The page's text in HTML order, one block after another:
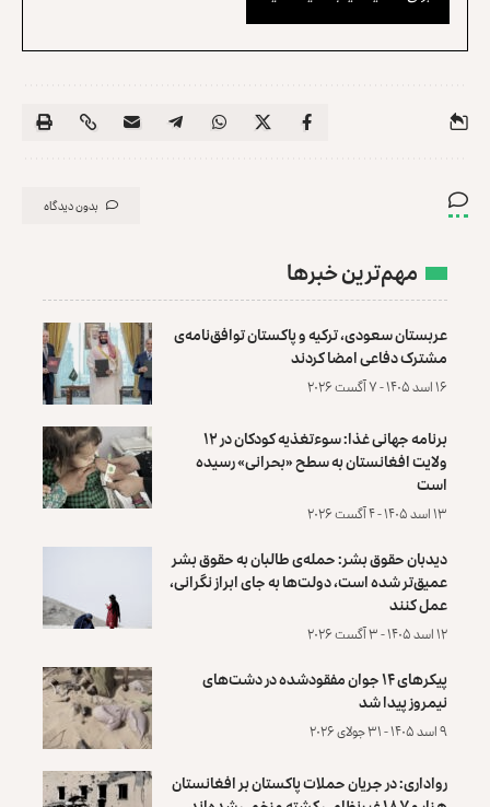
بدون دیدگاه
مهم‌ترین خبرها
عربستان سعودی، ترکیه و پاکستان توافق‌نامه‌ی
مشترک دفاعی امضا کردند
۱۶ اسد ۱۴۰۵ - ۷ آگست ۲۰۲۶
برنامه جهانی غذا: سوءتغذیه کودکان در ۱۲
ولایت افغانستان به سطح «بحرانی» رسیده
است
۱۳ اسد ۱۴۰۵ - ۴ آگست ۲۰۲۶
دیدبان حقوق بشر: حمله‌ی طالبان به حقوق بشر
عمیق‌تر شده است، دولت‌ها به جای ابراز نگرانی،
عمل کنند
۱۲ اسد ۱۴۰۵ - ۳ آگست ۲۰۲۶
پیکرهای ۱۴ جوان مفقودشده در دشت‌های
نیمروز پیدا شد
۹ اسد ۱۴۰۵ - ۳۱ جولای ۲۰۲۶
رواداری: در جریان حملات پاکستان بر افغانستان